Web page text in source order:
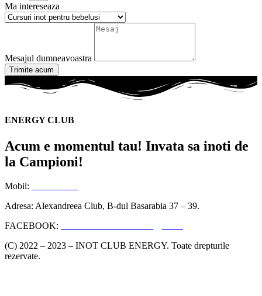
Ma intereseaza
Mesajul dumneavoastra
Trimite acum
ENERGY CLUB
Acum e momentul tau! Invata sa inoti de
la Campioni!
Mobil:
Adresa: Alexandreea Club, B-dul Basarabia 37 – 39.
FACEBOOK:
(C) 2022 – 2023 – INOT CLUB ENERGY. Toate drepturile
rezervate.